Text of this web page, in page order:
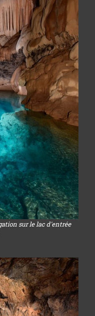
sur le lac d'entrée